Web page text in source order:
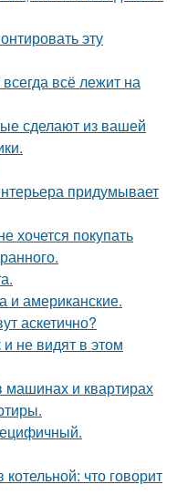
эту
всё лежит на
сделают из вашей
придумывает
хочется покупать
и американские.
аскетично?
не видят в этом
машинах и квартирах
что говорит